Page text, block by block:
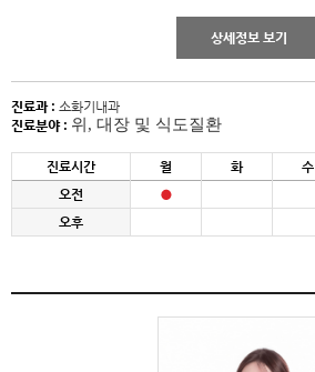
상세정보 보기
진료과 : 소화기내과
진료분야 : 위, 대장 및 식도질환
진료시간 월 화 수
오전
오후